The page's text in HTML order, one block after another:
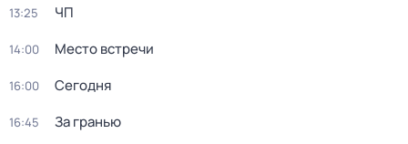
13:25 ЧП
14:00 Место встречи
16:00 Сегодня
16:45 За гранью